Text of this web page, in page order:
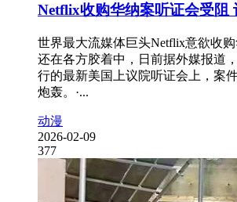
Netflix收购华纳案听证会受阻
世界最大流媒体巨头Netflix意欲收
还在各方胶着中，日前据外媒报道
行的最新美国上议院听证会上，案
炮轰。·...
动漫
2026-02-09
377